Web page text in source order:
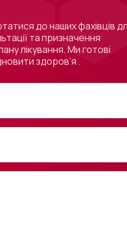
до наших фахівців
та призначення
лікування. Ми готові
здоров’я .